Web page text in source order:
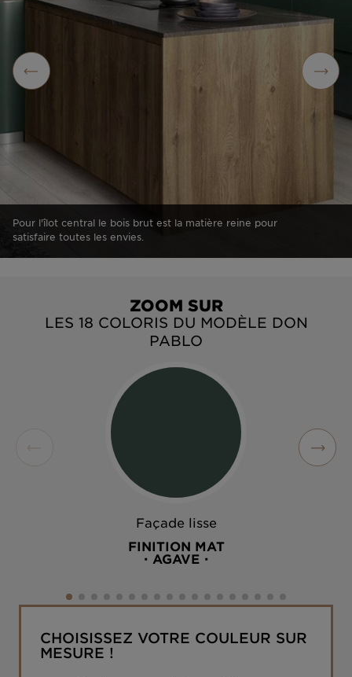
Pour l'îlot central le bois brut est la matière reine pour
satisfaire toutes les envies.
ZOOM SUR
LES 18 COLORIS DU MODÈLE DON
PABLO
Façade lisse
FINITION MAT
AGAVE
CHOISISSEZ VOTRE COULEUR SUR
MESURE !